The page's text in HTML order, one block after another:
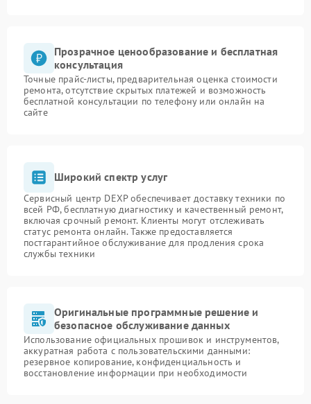
Прозрачное ценообразование и бесплатная
консультация
Точные прайс-листы, предварительная оценка стоимости
ремонта, отсутствие скрытых платежей и возможность
бесплатной консультации по телефону или онлайн на
сайте
Широкий спектр услуг
Сервисный центр DEXP обеспечивает доставку техники по
всей РФ, бесплатную диагностику и качественный ремонт,
включая срочный ремонт. Клиенты могут отслеживать
статус ремонта онлайн. Также предоставляется
постгарантийное обслуживание для продления срока
службы техники
Оригинальные программные решение и
безопасное обслуживание данных
Использование официальных прошивок и инструментов,
аккуратная работа с пользовательскими данными:
резервное копирование, конфиденциальность и
восстановление информации при необходимости